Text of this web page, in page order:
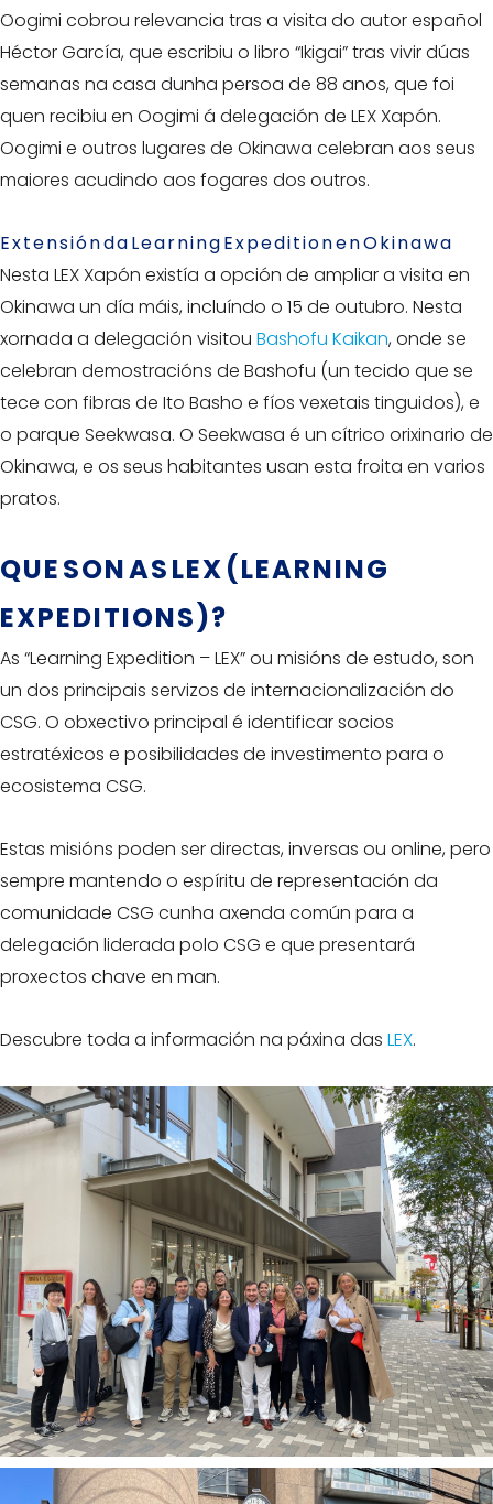
Oogimi cobrou relevancia tras a visita do autor español
Héctor García, que escribiu o libro “Ikigai” tras vivir dúas
semanas na casa dunha persoa de 88 anos, que foi
quen recibiu en Oogimi á delegación de LEX Xapón.
Oogimi e outros lugares de Okinawa celebran aos seus
maiores acudindo aos fogares dos outros.
Extensión da Learning Expedition en Okinawa
Nesta LEX Xapón existía a opción de ampliar a visita en
Okinawa un día máis, incluíndo o 15 de outubro. Nesta
xornada a delegación visitou Bashofu Kaikan, onde se
celebran demostracións de Bashofu (un tecido que se
tece con fibras de Ito Basho e fíos vexetais tinguidos), e
o parque Seekwasa. O Seekwasa é un cítrico orixinario de
Okinawa, e os seus habitantes usan esta froita en varios
pratos.
QUE SON AS LEX (LEARNING
EXPEDITIONS)?
As “Learning Expedition – LEX” ou misións de estudo, son
un dos principais servizos de internacionalización do
CSG. O obxectivo principal é identificar socios
estratéxicos e posibilidades de investimento para o
ecosistema CSG.
Estas misións poden ser directas, inversas ou online, pero
sempre mantendo o espíritu de representación da
comunidade CSG cunha axenda común para a
delegación liderada polo CSG e que presentará
proxectos chave en man.
Descubre toda a información na páxina das LEX.